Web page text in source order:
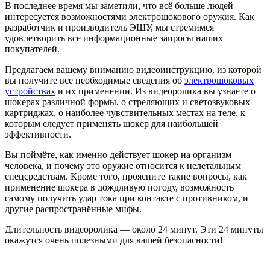
В последнее время мы заметили, что всё больше людей
интересуется возможностями электрошокового оружия. Как
разработчик и производитель ЭШУ, мы стремимся
удовлетворить все информационные запросы наших
покупателей.
Предлагаем вашему вниманию видеоинструкцию, из которой
вы получите все необходимые сведения об электрошоковых
устройствах и их применении. Из видеоролика вы узнаете о
шокерах различной формы, о стреляющих и светозвуковых
картриджах, о наиболее чувствительных местах на теле, к
которым следует применять шокер для наибольшей
эффективности.
Вы поймёте, как именно действует шокер на организм
человека, и почему это оружие относится к нелетальным
спецсредствам. Кроме того, проясните такие вопросы, как
применение шокера в дождливую погоду, возможность
самому получить удар тока при контакте с противником, и
другие распространённые мифы.
Длительность видеоролика — около 24 минут. Эти 24 минуты
окажутся очень полезными для вашей безопасности!